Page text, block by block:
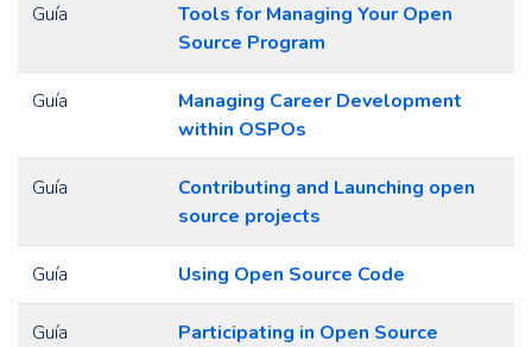
Guía
Tools for Managing Your Open
Source Program
Guía
Managing Career Development
within OSPOs
Guía
Contributing and Launching open
source projects
Guía Using Open Source Code
Guía
Participating in Open Source